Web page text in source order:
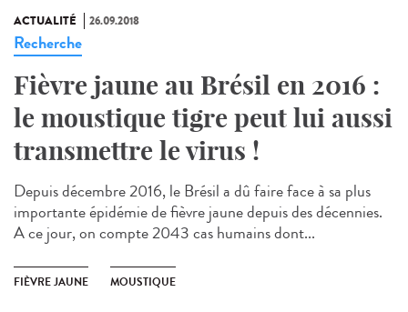
ACTUALITÉ 26.09.2018
Recherche
Fièvre jaune au Brésil en 2016 :
le moustique tigre peut lui aussi
transmettre le virus !
Depuis décembre 2016, le Brésil a dû faire face à sa plus
importante épidémie de fièvre jaune depuis des décennies.
A ce jour, on compte 2043 cas humains dont...
FIÈVRE JAUNE MOUSTIQUE